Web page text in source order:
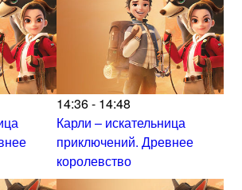
14:36 - 14:48
Карли – искательница
приключений. Древнее
королевство